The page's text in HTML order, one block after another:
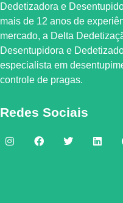
Dedetizadora e
mais de 12 anos de
mercado, a Delta
Desentupidora e
especialista em
controle de pragas.
Redes Sociais